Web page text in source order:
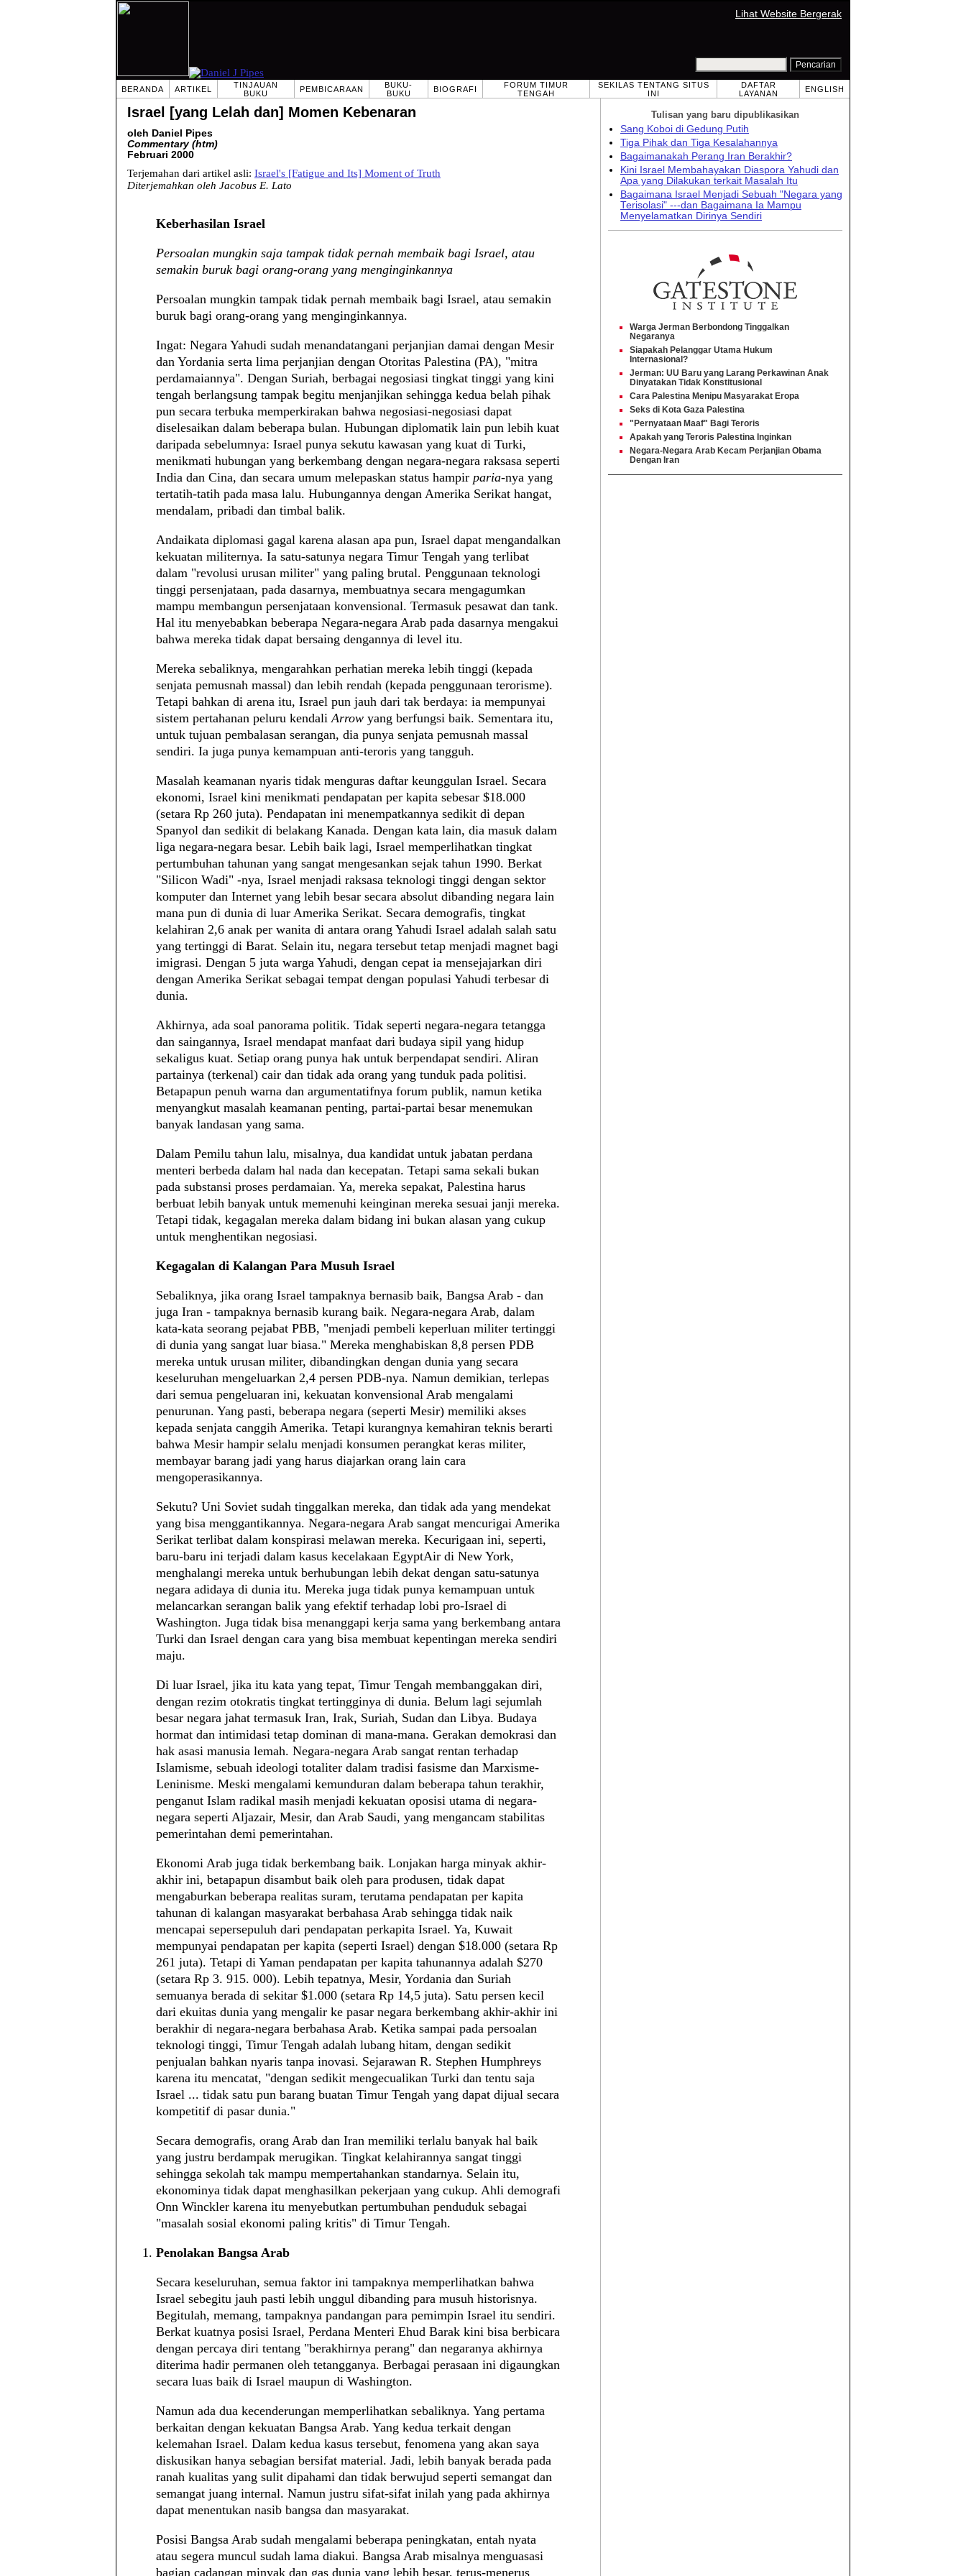
Lihat Website Bergerak
BERANDA ARTIKEL
TINJAUAN
BUKU
PEMBICARAAN
BUKU-
BUKU
BIOGRAFI
FORUM TIMUR
TENGAH
SEKILAS TENTANG SITUS
INI
DAFTAR
LAYANAN
ENGLISH
Israel [yang Lelah dan] Momen Kebenaran
oleh Daniel Pipes
Commentary (htm)
Februari 2000
Terjemahan dari artikel asli: Israel's [Fatigue and Its] Moment of Truth
Diterjemahkan oleh Jacobus E. Lato
Keberhasilan Israel
Persoalan mungkin saja tampak tidak pernah membaik bagi Israel, atau
semakin buruk bagi orang-orang yang menginginkannya
Persoalan mungkin tampak tidak pernah membaik bagi Israel, atau semakin
buruk bagi orang-orang yang menginginkannya.
Ingat: Negara Yahudi sudah menandatangani perjanjian damai dengan Mesir
dan Yordania serta lima perjanjian dengan Otoritas Palestina (PA), "mitra
perdamaiannya". Dengan Suriah, berbagai negosiasi tingkat tinggi yang kini
tengah berlangsung tampak begitu menjanjikan sehingga kedua belah pihak
pun secara terbuka memperkirakan bahwa negosiasi-negosiasi dapat
diselesaikan dalam beberapa bulan. Hubungan diplomatik lain pun lebih kuat
daripada sebelumnya: Israel punya sekutu kawasan yang kuat di Turki,
menikmati hubungan yang berkembang dengan negara-negara raksasa seperti
India dan Cina, dan secara umum melepaskan status hampir paria-nya yang
tertatih-tatih pada masa lalu. Hubungannya dengan Amerika Serikat hangat,
mendalam, pribadi dan timbal balik.
Andaikata diplomasi gagal karena alasan apa pun, Israel dapat mengandalkan
kekuatan militernya. Ia satu-satunya negara Timur Tengah yang terlibat
dalam "revolusi urusan militer" yang paling brutal. Penggunaan teknologi
tinggi persenjataan, pada dasarnya, membuatnya secara mengagumkan
mampu membangun persenjataan konvensional. Termasuk pesawat dan tank.
Hal itu menyebabkan beberapa Negara-negara Arab pada dasarnya mengakui
bahwa mereka tidak dapat bersaing dengannya di level itu.
Mereka sebaliknya, mengarahkan perhatian mereka lebih tinggi (kepada
senjata pemusnah massal) dan lebih rendah (kepada penggunaan terorisme).
Tetapi bahkan di arena itu, Israel pun jauh dari tak berdaya: ia mempunyai
sistem pertahanan peluru kendaliArrow yang berfungsi baik. Sementara itu,
untuk tujuan pembalasan serangan, dia punya senjata pemusnah massal
sendiri. Ia juga punya kemampuan anti-teroris yang tangguh.
Masalah keamanan nyaris tidak menguras daftar keunggulan Israel. Secara
ekonomi, Israel kini menikmati pendapatan per kapita sebesar $18.000
(setara Rp 260 juta). Pendapatan ini menempatkannya sedikit di depan
Spanyol dan sedikit di belakang Kanada. Dengan kata lain, dia masuk dalam
liga negara-negara besar. Lebih baik lagi, Israel memperlihatkan tingkat
pertumbuhan tahunan yang sangat mengesankan sejak tahun 1990. Berkat
"Silicon Wadi" -nya, Israel menjadi raksasa teknologi tinggi dengan sektor
komputer dan Internet yang lebih besar secara absolut dibanding negara lain
mana pun di dunia di luar Amerika Serikat. Secara demografis, tingkat
kelahiran 2,6 anak per wanita di antara orang Yahudi Israel adalah salah satu
yang tertinggi di Barat. Selain itu, negara tersebut tetap menjadi magnet bagi
imigrasi. Dengan 5 juta warga Yahudi, dengan cepat ia mensejajarkan diri
dengan Amerika Serikat sebagai tempat dengan populasi Yahudi terbesar di
dunia.
Akhirnya, ada soal panorama politik. Tidak seperti negara-negara tetangga
dan saingannya, Israel mendapat manfaat dari budaya sipil yang hidup
sekaligus kuat. Setiap orang punya hak untuk berpendapat sendiri. Aliran
partainya (terkenal) cair dan tidak ada orang yang tunduk pada politisi.
Betapapun penuh warna dan argumentatifnya forum publik, namun ketika
menyangkut masalah keamanan penting, partai-partai besar menemukan
banyak landasan yang sama.
Dalam Pemilu tahun lalu, misalnya, dua kandidat untuk jabatan perdana
menteri berbeda dalam hal nada dan kecepatan. Tetapi sama sekali bukan
pada substansi proses perdamaian. Ya, mereka sepakat, Palestina harus
berbuat lebih banyak untuk memenuhi keinginan mereka sesuai janji mereka.
Tetapi tidak, kegagalan mereka dalam bidang ini bukan alasan yang cukup
untuk menghentikan negosiasi.
Kegagalan di Kalangan Para Musuh Israel
Sebaliknya, jika orang Israel tampaknya bernasib baik, Bangsa Arab - dan
juga Iran - tampaknya bernasib kurang baik. Negara-negara Arab, dalam
kata-kata seorang pejabat PBB, "menjadi pembeli keperluan militer tertinggi
di dunia yang sangat luar biasa." Mereka menghabiskan 8,8 persen PDB
mereka untuk urusan militer, dibandingkan dengan dunia yang secara
keseluruhan mengeluarkan 2,4 persen PDB-nya. Namun demikian, terlepas
dari semua pengeluaran ini, kekuatan konvensional Arab mengalami
penurunan. Yang pasti, beberapa negara (seperti Mesir) memiliki akses
kepada senjata canggih Amerika. Tetapi kurangnya kemahiran teknis berarti
bahwa Mesir hampir selalu menjadi konsumen perangkat keras militer,
membayar barang jadi yang harus diajarkan orang lain cara
mengoperasikannya.
Sekutu? Uni Soviet sudah tinggalkan mereka, dan tidak ada yang mendekat
yang bisa menggantikannya. Negara-negara Arab sangat mencurigai Amerika
Serikat terlibat dalam konspirasi melawan mereka. Kecurigaan ini, seperti,
baru-baru ini terjadi dalam kasus kecelakaan EgyptAir di New York,
menghalangi mereka untuk berhubungan lebih dekat dengan satu-satunya
negara adidaya di dunia itu. Mereka juga tidak punya kemampuan untuk
melancarkan serangan balik yang efektif terhadap lobi pro-Israel di
Washington. Juga tidak bisa menanggapi kerja sama yang berkembang antara
Turki dan Israel dengan cara yang bisa membuat kepentingan mereka sendiri
maju.
Di luar Israel, jika itu kata yang tepat, Timur Tengah membanggakan diri,
dengan rezim otokratis tingkat tertingginya di dunia. Belum lagi sejumlah
besar negara jahat termasuk Iran, Irak, Suriah, Sudan dan Libya. Budaya
hormat dan intimidasi tetap dominan di mana-mana. Gerakan demokrasi dan
hak asasi manusia lemah. Negara-negara Arab sangat rentan terhadap
Islamisme, sebuah ideologi totaliter dalam tradisi fasisme dan Marxisme-
Leninisme. Meski mengalami kemunduran dalam beberapa tahun terakhir,
penganut Islam radikal masih menjadi kekuatan oposisi utama di negara-
negara seperti Aljazair, Mesir, dan Arab Saudi, yang mengancam stabilitas
pemerintahan demi pemerintahan.
Ekonomi Arab juga tidak berkembang baik. Lonjakan harga minyak akhir-
akhir ini, betapapun disambut baik oleh para produsen, tidak dapat
mengaburkan beberapa realitas suram, terutama pendapatan per kapita
tahunan di kalangan masyarakat berbahasa Arab sehingga tidak naik
mencapai sepersepuluh dari pendapatan perkapita Israel. Ya, Kuwait
mempunyai pendapatan per kapita (seperti Israel) dengan $18.000 (setara Rp
261 juta). Tetapi di Yaman pendapatan per kapita tahunannya adalah $270
(setara Rp 3. 915. 000). Lebih tepatnya, Mesir, Yordania dan Suriah
semuanya berada di sekitar $1.000 (setara Rp 14,5 juta). Satu persen kecil
dari ekuitas dunia yang mengalir ke pasar negara berkembang akhir-akhir ini
berakhir di negara-negara berbahasa Arab. Ketika sampai pada persoalan
teknologi tinggi, Timur Tengah adalah lubang hitam, dengan sedikit
penjualan bahkan nyaris tanpa inovasi. Sejarawan R. Stephen Humphreys
karena itu mencatat, "dengan sedikit mengecualikan Turki dan tentu saja
Israel ... tidak satu pun barang buatan Timur Tengah yang dapat dijual secara
kompetitif di pasar dunia."
Secara demografis, orang Arab dan Iran memiliki terlalu banyak hal baik
yang justru berdampak merugikan. Tingkat kelahirannya sangat tinggi
sehingga sekolah tak mampu mempertahankan standarnya. Selain itu,
ekonominya tidak dapat menghasilkan pekerjaan yang cukup. Ahli demografi
Onn Winckler karena itu menyebutkan pertumbuhan penduduk sebagai
"masalah sosial ekonomi paling kritis" di Timur Tengah.
Penolakan Bangsa Arab
Secara keseluruhan, semua faktor ini tampaknya memperlihatkan bahwa
Israel sebegitu jauh pasti lebih unggul dibanding para musuh historisnya.
Begitulah, memang, tampaknya pandangan para pemimpin Israel itu sendiri.
Berkat kuatnya posisi Israel, Perdana Menteri Ehud Barak kini bisa berbicara
dengan percaya diri tentang "berakhirnya perang" dan negaranya akhirnya
diterima hadir permanen oleh tetangganya. Berbagai perasaan ini digaungkan
secara luas baik di Israel maupun di Washington.
Namun ada dua kecenderungan memperlihatkan sebaliknya. Yang pertama
berkaitan dengan kekuatan Bangsa Arab. Yang kedua terkait dengan
kelemahan Israel. Dalam kedua kasus tersebut, fenomena yang akan saya
diskusikan hanya sebagian bersifat material. Jadi, lebih banyak berada pada
ranah kualitas yang sulit dipahami dan tidak berwujud seperti semangat dan
semangat juang internal. Namun justru sifat-sifat inilah yang pada akhirnya
dapat menentukan nasib bangsa dan masyarakat.
Posisi Bangsa Arab sudah mengalami beberapa peningkatan, entah nyata
atau segera muncul sudah lama diakui. Bangsa Arab misalnya menguasasi
bagian cadangan minyak dan gas dunia yang lebih besar, terus-menerus
Tulisan yang baru dipublikasikan
Sang Koboi di Gedung Putih
Tiga Pihak dan Tiga Kesalahannya
Bagaimanakah Perang Iran Berakhir?
Kini Israel Membahayakan Diaspora Yahudi dan
Apa yang Dilakukan terkait Masalah Itu
Bagaimana Israel Menjadi Sebuah "Negara yang
Terisolasi" ---dan Bagaimana Ia Mampu
Menyelamatkan Dirinya Sendiri
Warga Jerman Berbondong Tinggalkan
Negaranya
Siapakah Pelanggar Utama Hukum
Internasional?
Jerman: UU Baru yang Larang Perkawinan Anak
Dinyatakan Tidak Konstitusional
Cara Palestina Menipu Masyarakat Eropa
Seks di Kota Gaza Palestina
"Pernyataan Maaf" Bagi Teroris
Apakah yang Teroris Palestina Inginkan
Negara-Negara Arab Kecam Perjanjian Obama
Dengan Iran